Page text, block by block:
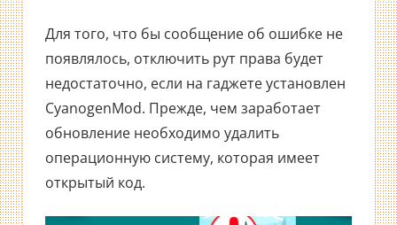
Для того, что бы сообщение об ошибке не
появлялось, отключить рут права будет
недостаточно, если на гаджете установлен
CyanogenMod. Прежде, чем заработает
обновление необходимо удалить
операционную систему, которая имеет
открытый код.